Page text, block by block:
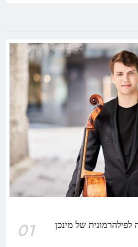
של מינכן 01